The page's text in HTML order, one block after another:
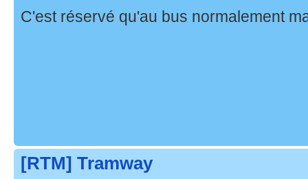
C'est réservé qu'au bus normalement
[RTM] Tramway